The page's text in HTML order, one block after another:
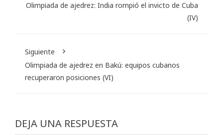
Olimpiada de ajedrez: India rompió el invicto de Cuba
(IV)
Siguiente
Olimpiada de ajedrez en Bakú: equipos cubanos
recuperaron posiciones (VI)
DEJA UNA RESPUESTA